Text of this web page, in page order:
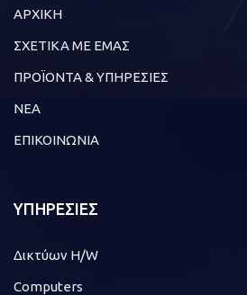
ΑΡΧΙΚΗ
ΣΧΕΤΙΚΑ ΜΕ ΕΜΑΣ
ΠΡΟΪΟΝΤΑ & ΥΠΗΡΕΣΙΕΣ
ΝΕΑ
ΕΠΙΚΟΙΝΩΝΙΑ
ΥΠΗΡΕΣΙΕΣ
Δικτύων H/W
Computers